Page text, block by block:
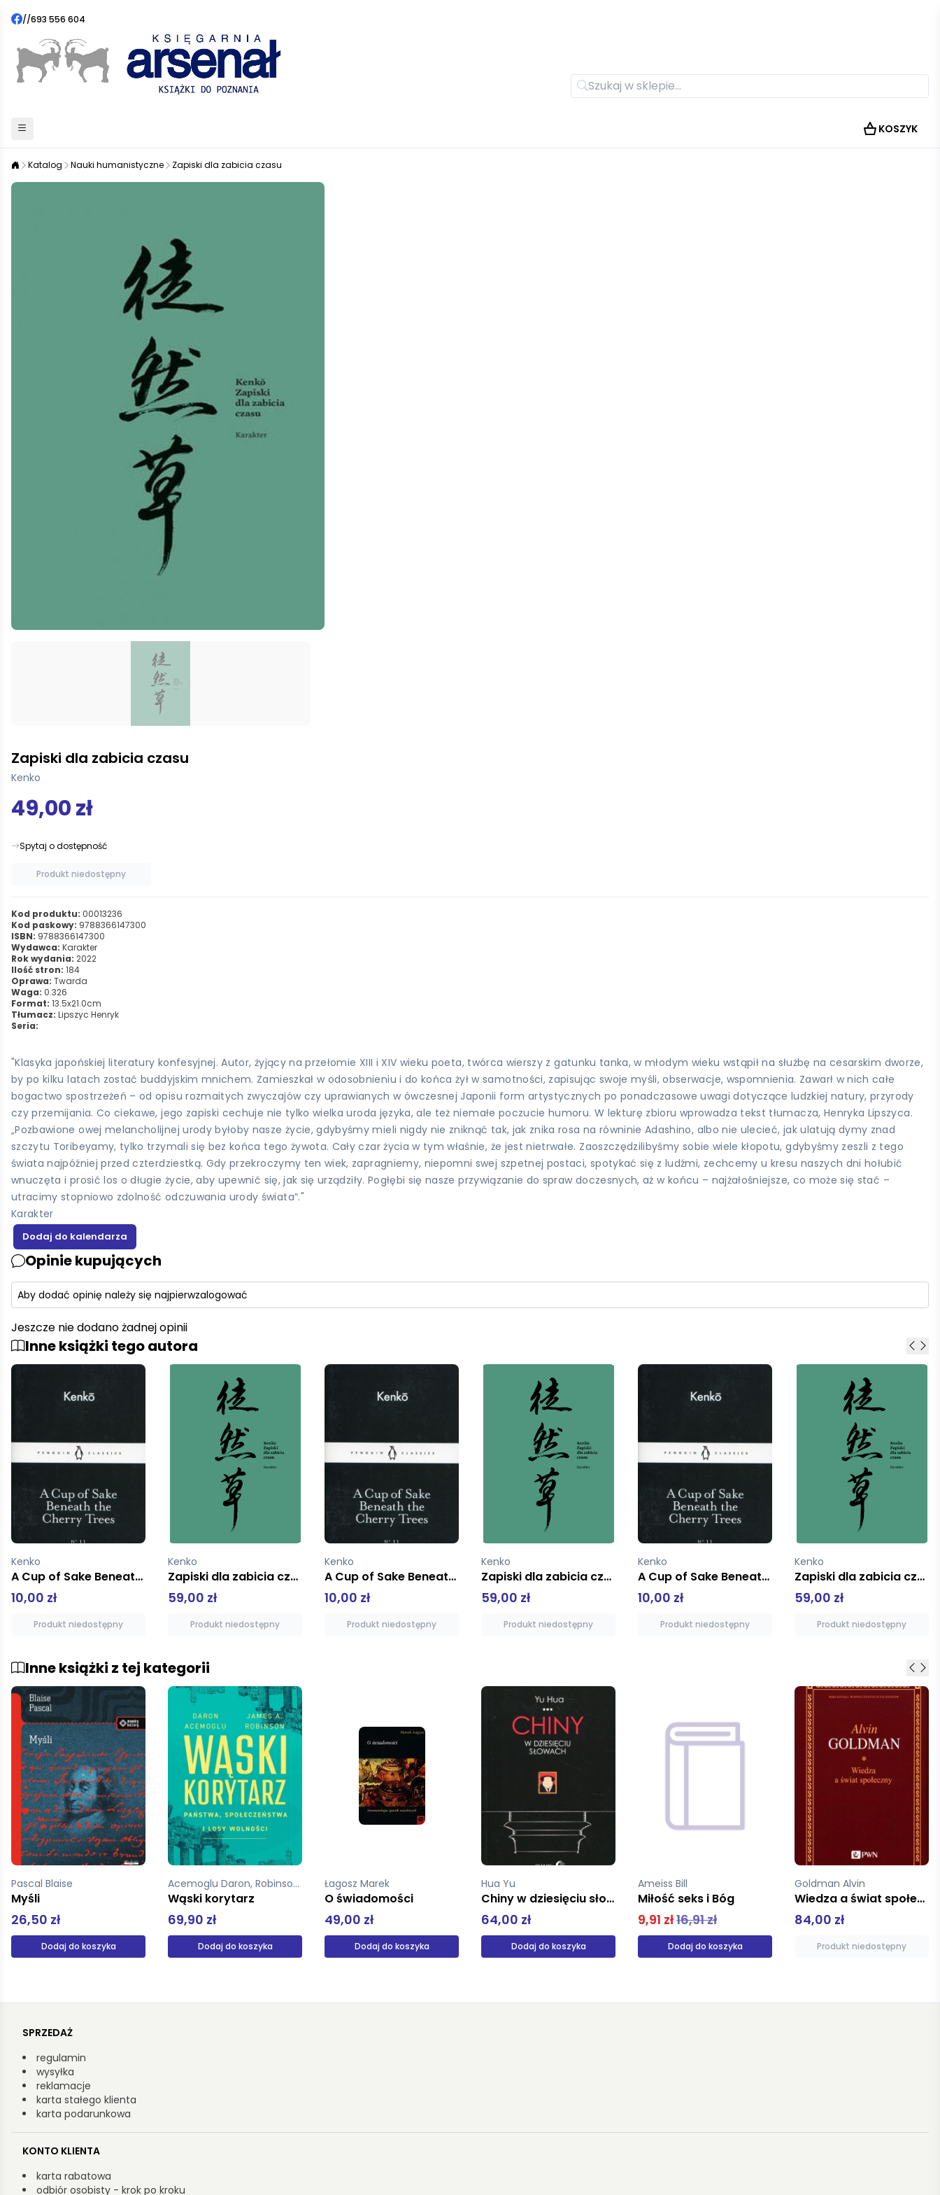
//693 556 604
KOSZYK
Katalog Nauki humanistyczne Zapiski dla zabicia czasu
Zapiski dla zabicia czasu
Kenko
49,00 zł
Spytaj o dostępność
Produkt niedostępny
Kod produktu: 00013236
Kod paskowy: 9788366147300
ISBN: 9788366147300
Wydawca: Karakter
Rok wydania: 2022
Ilość stron: 184
Oprawa: Twarda
Waga: 0.326
Format: 13.5x21.0cm
Tłumacz: Lipszyc Henryk
Seria:
"Klasyka japońskiej literatury konfesyjnej. Autor, żyjący na przełomie XIII i XIV wieku poeta, twórca wierszy z gatunku tanka, w młodym wieku wstąpił na służbę na cesarskim dworze,
by po kilku latach zostać buddyjskim mnichem. Zamieszkał w odosobnieniu i do końca żył w samotności, zapisując swoje myśli, obserwacje, wspomnienia. Zawarł w nich całe
bogactwo spostrzeżeń – od opisu rozmaitych zwyczajów czy uprawianych w ówczesnej Japonii form artystycznych po ponadczasowe uwagi dotyczące ludzkiej natury, przyrody
czy przemijania. Co ciekawe, jego zapiski cechuje nie tylko wielka uroda języka, ale też niemałe poczucie humoru. W lekturę zbioru wprowadza tekst tłumacza, Henryka Lipszyca.
„Pozbawione owej melancholijnej urody byłoby nasze życie, gdybyśmy mieli nigdy nie zniknąć tak, jak znika rosa na równinie Adashino, albo nie ulecieć, jak ulatują dymy znad
szczytu Toribeyamy, tylko trzymali się bez końca tego żywota. Cały czar życia w tym właśnie, że jest nietrwałe. Zaoszczędzilibyśmy sobie wiele kłopotu, gdybyśmy zeszli z tego
świata najpóźniej przed czterdziestką. Gdy przekroczymy ten wiek, zapragniemy, niepomni swej szpetnej postaci, spotykać się z ludźmi, zechcemy u kresu naszych dni hołubić
wnuczęta i prosić los o długie życie, aby upewnić się, jak się urządziły. Pogłębi się nasze przywiązanie do spraw doczesnych, aż w końcu – najżałośniejsze, co może się stać –
utracimy stopniowo zdolność odczuwania urody świata”."
Karakter
Opinie kupujących
Aby dodać opinię należy się najpierwzalogować
Jeszcze nie dodano żadnej opinii
Inne książki tego autora
Kenko
Zapiski dla zabicia czasu
59,00 zł
Produkt niedostępny
Kenko
A Cup of Sake Beneath the Cherry Trees
10,00 zł
Produkt niedostępny
Kenko
Zapiski dla zabicia czasu
59,00 zł
Produkt niedostępny
Kenko
A Cup of Sake Beneath the Cherry Trees
10,00 zł
Produkt niedostępny
Kenko
Zapiski dla zabicia czasu
59,00 zł
Produkt niedostępny
Kenko
A Cup of Sake Beneath the Cherry Trees
10,00 zł
Produkt niedostępny
Inne książki z tej kategorii
Wąski korytarz
69,90 zł
Dodaj do koszyka
Łagosz Marek
O świadomości
49,00 zł
Dodaj do koszyka
Hua Yu
64,00 zł
Dodaj do koszyka
Ameiss Bill
Miłość seks i Bóg
9,91 zł 16,91 zł
Dodaj do koszyka
Goldman Alvin
84,00 zł
Produkt niedostępny
Tukidydes
Wojna peloponeska
78,00 zł
Produkt niedostępny
SPRZEDAŻ
regulamin
wysyłka
reklamacje
karta stałego klienta
karta podarunkowa
KONTO KLIENTA
karta rabatowa
odbiór osobisty - krok po kroku